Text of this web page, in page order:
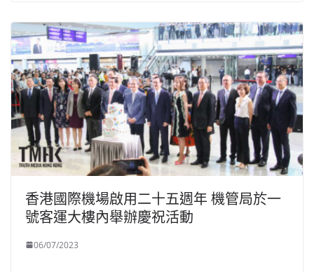
香港國際機場啟用二十五週年 機管局於一
號客運大樓內舉辦慶祝活動
06/07/2023